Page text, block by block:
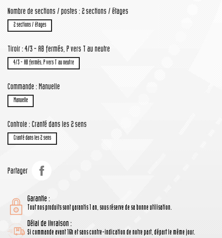
Nombre de sections / postes : 2 sections / étages
2 sections / étages
Tiroir : 4/3 - AB fermés, P vers T au neutre
4/3 - AB fermés, P vers T au neutre
Commande : Manuelle
Manuelle
Controle : Cranté dans les 2 sens
Cranté dans les 2 sens
Partager
Garantie :
Tout nos produits sont garantis 1 an, sous réserve de sa bonne utilisation.
Délai de livraison :
Si commande avant 16h et sans contre-indication de notre part, départ le même jour.